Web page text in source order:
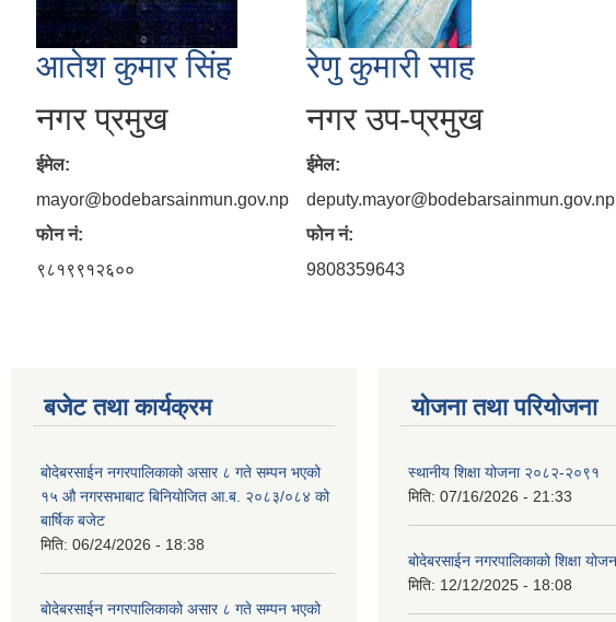
आतेश कुमार सिंह
नगर प्रमुख
ईमेल:
mayor@bodebarsainmun.gov.np
फोन नं:
९८१९९१२६००
रेणु कुमारी साह
नगर उप-प्रमुख
ईमेल:
फोन नं:
9808359643
बजेट तथा कार्यक्रम
बोदेबरसाईन नगरपालिकाको असार ८ गते सम्पन भएको
१५ ‍‍‍औ नगरसभाबाट बिनियोजित आ.ब. २०८३/०८४ को
बार्षिक बजेट
मिति: 06/24/2026 - 18:38
बोदेबरसाईन नगरपालिकाको असार ८ गते सम्पन भएको
योजना तथा परियोजना
स्थानीय शिक्षा योजना २०८२-२०९१
मिति: 07/16/2026 - 21:33
बोदेबरसाईन नगरपालिकाको शिक्षा
मिति: 12/12/2025 - 18:08